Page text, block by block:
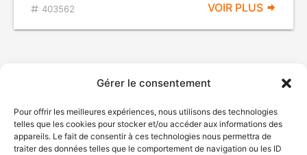
Gérer le consentement
Pour offrir les meilleures expériences, nous utilisons des technologies
telles que les cookies pour stocker et/ou accéder aux informations des
appareils. Le fait de consentir à ces technologies nous permettra de
traiter des données telles que le comportement de navigation ou les ID
403562 VOIR PLUS